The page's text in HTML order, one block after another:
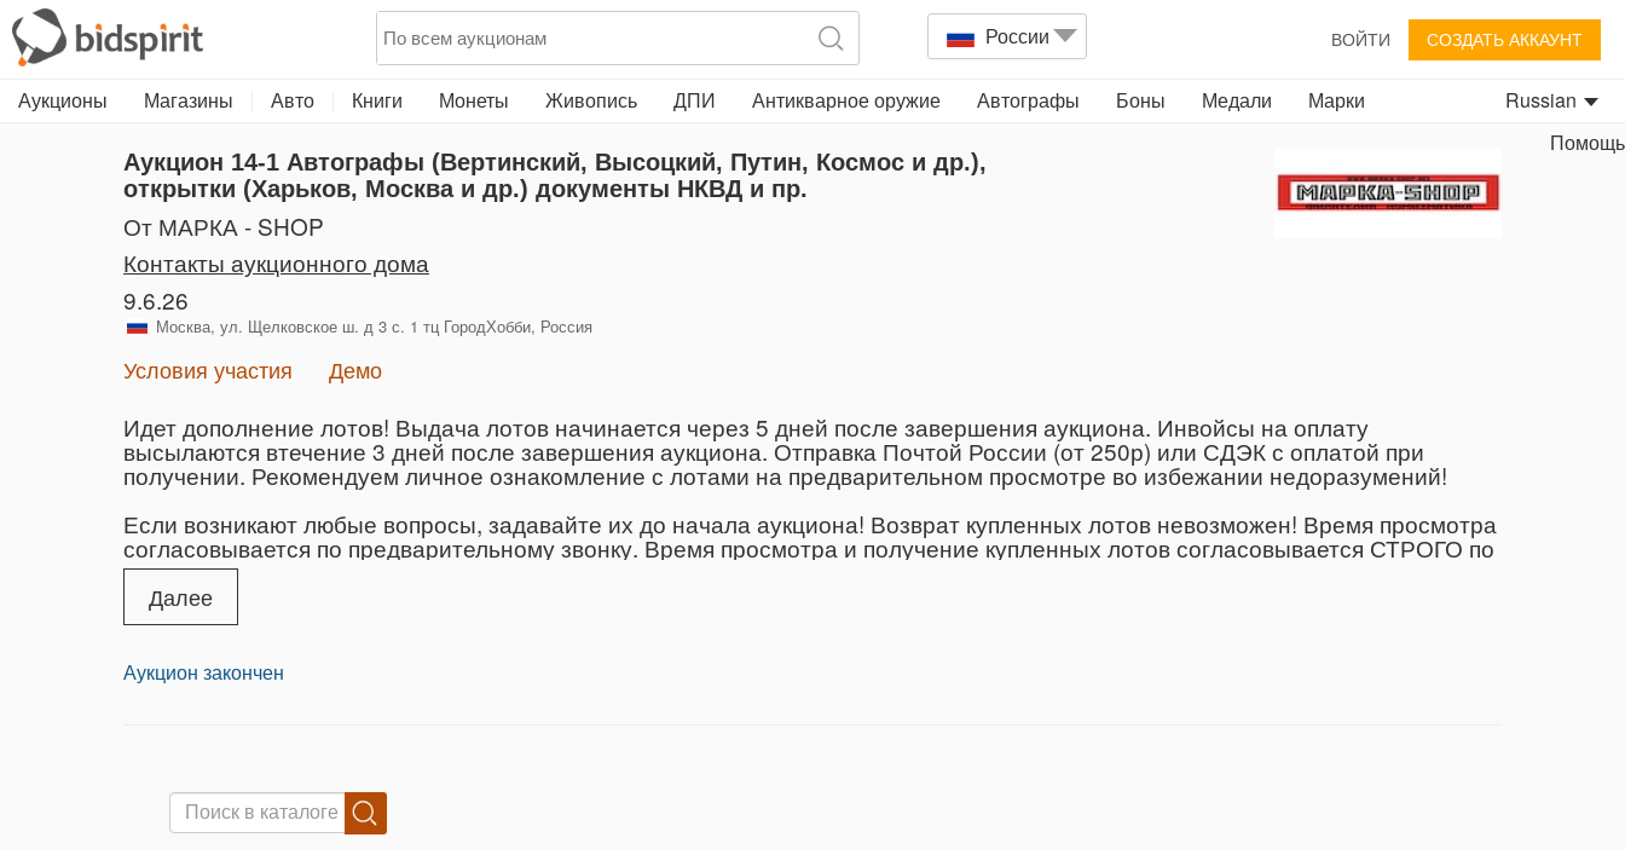
России ВОЙТИ СОЗДАТЬ АККАУНТ
Аукционы Магазины Авто Книги Монеты Живопись ДПИ Антикварное оружие Автографы Боны Медали Марки
Russian
Помощь
Аукцион 14-1 Автографы (Вертинский, Высоцкий, Путин, Космос и др.),
открытки (Харьков, Москва и др.) документы НКВД и пр.
от МАРКА - SHOP
Контакты аукционного дома
9.6.26
Москва, ул. Щелковское ш. д 3 с. 1 тц ГородХобби, Россия
Условия участия Демо
Идет дополнение лотов! Выдача лотов начинается через 5 дней после завершения аукциона. Инвойсы на оплату
высылаются втечение 3 дней после завершения аукциона. Отправка Почтой России (от 250р) или СДЭК с оплатой при
получении. Рекомендуем личное ознакомление с лотами на предварительном просмотре во избежании недоразумений!
Если возникают любые вопросы, задавайте их до начала аукциона! Возврат купленных лотов невозможен! Время просмотра
согласовывается по предварительному звонку. Время просмотра и получение купленных лотов согласовывается СТРОГО по
предварительному звонку.
Далее
Аукцион закончен